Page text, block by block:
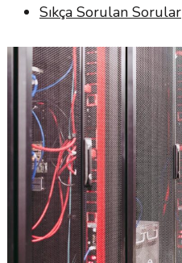
Sıkça Sorulan Sorular